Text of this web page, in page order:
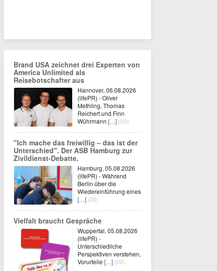
Brand USA zeichnet drei Experten von
America Unlimited als
Reisebotschafter aus
Hannover, 06.08.2026
(lifePR) - Oliver
Methling, Thomas
Reichert und Finn
Wührmann […] (00)
"Ich mache das freiwillig – das ist der
Unterschied". Der ASB Hamburg zur
Zivildienst-Debatte.
Hamburg, 05.08.2026
(lifePR) - Während
Berlin über die
Wiedereinführung eines
[…] (00)
Vielfalt braucht Gespräche
Wuppertal, 05.08.2026
(lifePR) -
Unterschiedliche
Perspektiven verstehen,
Vorurteile […] (00)